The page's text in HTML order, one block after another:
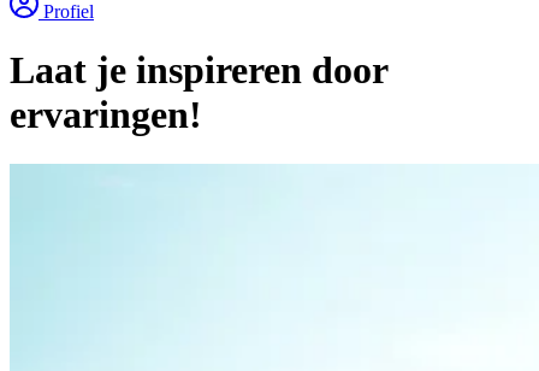
Profiel
Laat je inspireren door
ervaringen!